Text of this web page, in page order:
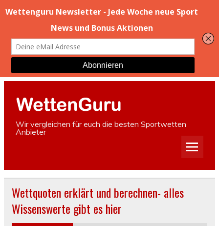
Wir vergleichen für euch die besten Sportwetten
Anbieter
Wettquoten erklärt und berechnen- alles
Wissenswerte gibt es hier